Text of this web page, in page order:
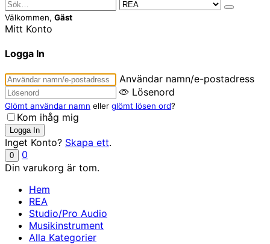
Välkommen, Gäst
Mitt Konto
Logga In
Användar namn/e-postadress
Lösenord
Glömt användar namn eller glömt lösen ord?
Kom ihåg mig
Inget Konto? Skapa ett.
0
0
Din varukorg är tom.
Hem
REA
Studio/Pro Audio
Musikinstrument
Alla Kategorier